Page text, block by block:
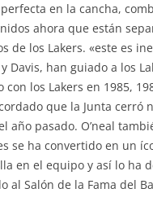
en la cancha,
ahora que están
los Lakers. «este es
han guiado a los
los Lakers en 1985,
que la Junta cerró
pasado. O’neal
se ha convertido en un
en el equipo y así lo ha
Salón de la Fama del